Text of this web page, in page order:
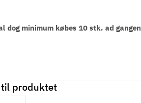
dog minimum købes 10 stk. ad gangen
produktet